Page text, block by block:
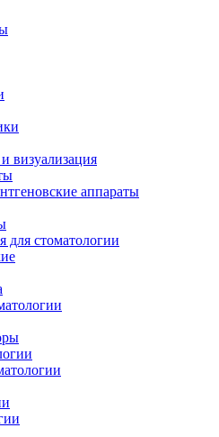
визуализация
аппараты
для стоматологии